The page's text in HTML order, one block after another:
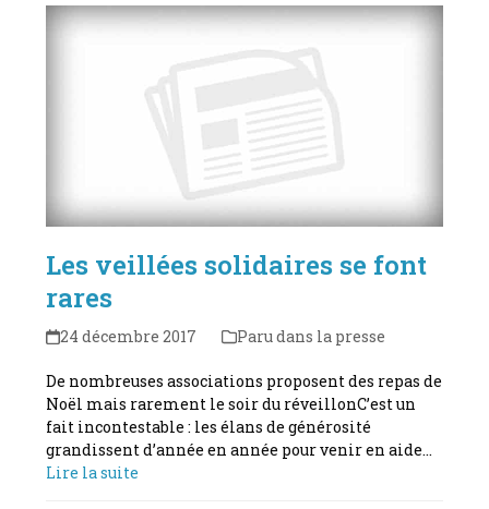
Les veillées solidaires se font
rares
24 décembre 2017 Paru dans la presse
De nombreuses associations proposent des repas de
Noël mais rarement le soir du réveillonC’est un
fait incontestable : les élans de générosité
grandissent d’année en année pour venir en aide…
Lire la suite